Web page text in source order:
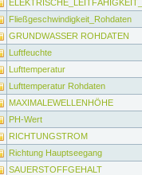
Fließgeschwindigkeit_Rohdaten
GRUNDWASSER ROHDATEN
Luftfeuchte
Lufttemperatur
Lufttemperatur Rohdaten
MAXIMALEWELLENHÖHE
PH-Wert
RICHTUNGSTROM
Richtung Hauptseegang
SAUERSTOFFGEHALT